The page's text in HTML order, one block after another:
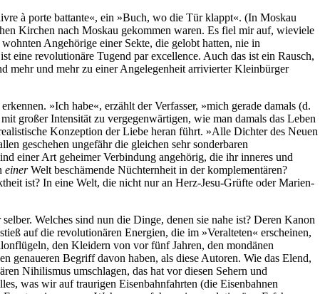
à porte battante«, ein »Buch, wo die Tür klappt«. (In Moskau
Kirchen nach Moskau gekommen waren. Es fiel mir auf, wieviele
Angehörige einer Sekte, die gelobt hatten, nie in
eine revolutionäre Tugend par excellence. Auch das ist ein Rausch,
mehr und mehr zu einer Angelegenheit arrivierter Kleinbürger
»Ich habe«, erzählt der Verfasser, »mich gerade damals (d.
großer Intensität zu vergegenwärtigen, wie man damals das Leben
Konzeption der Liebe heran führt. »Alle Dichter des Neuen
geschehen ungefähr die gleichen sehr sonderbaren
einer Art geheimer Verbindung angehörig, die ihr inneres und
einerWelt beschämende Nüchternheit in der komplementären?
ist? In eine Welt, die nicht nur an Herz-Jesu-Grüfte oder Marien-
Welches sind nun die Dinge, denen sie nahe ist? Deren Kanon
auf die revolutionären Energien, die im »Veralteten« erscheinen,
den Kleidern von vor fünf Jahren, den mondänen
genaueren Begriff davon haben, als diese Autoren. Wie das Elend,
Nihilismus umschlagen, das hat vor diesen Sehern und
was wir auf traurigen Eisenbahnfahrten (die Eisenbahnen